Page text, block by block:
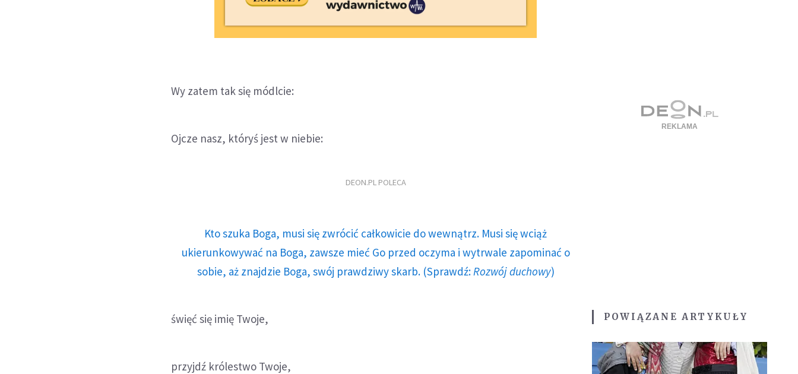
Wy zatem tak się módlcie:
Ojcze nasz, któryś jest w niebie:
DEON.PL POLECA
Kto szuka Boga, musi się zwrócić całkowicie do wewnątrz. Musi się wciąż
ukierunkowywać na Boga, zawsze mieć Go przed oczyma i wytrwale zapominać o
sobie, aż znajdzie Boga, swój prawdziwy skarb. (Sprawdź: Rozwój duchowy)
święć się imię Twoje,
przyjdź królestwo Twoje,
POWIĄZANE ARTYKUŁY